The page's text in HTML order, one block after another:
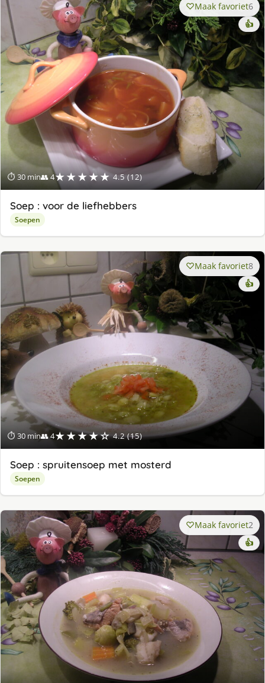
⏱ 30 min👥 4★★★★★ 4.5 (12)
Maak favoriet6
👍
Soep : voor de liefhebbers
Soepen
⏱ 30 min👥 4★★★★☆ 4.2 (15)
Maak favoriet8
👍
Soep : spruitensoep met mosterd
Soepen
Maak favoriet2
👍